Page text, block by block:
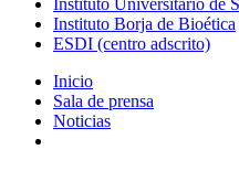
Instituto Borja de Bioética
ESDI (centro adscrito)
Inicio
Sala de prensa
Noticias